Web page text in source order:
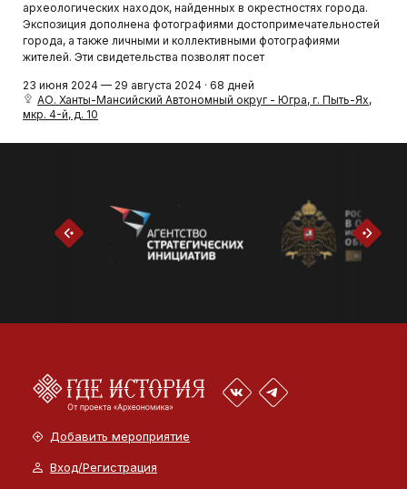
археологических находок, найденных в окрестностях города.
Экспозиция дополнена фотографиями достопримечательностей
города, а также личными и коллективными фотографиями
жителей. Эти свидетельства позволят посет
23 июня 2024 — 29 августа 2024 · 68 дней
АО. Ханты-Мансийский Автономный округ - Югра, г. Пыть-Ях,
мкр. 4-й, д. 10
Добавить мероприятие
Вход/Регистрация